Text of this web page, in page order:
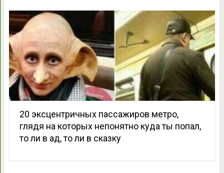
20 эксцентричных пассажиров метро,
глядя на которых непонятно куда ты попал,
то ли в ад, то ли в сказку